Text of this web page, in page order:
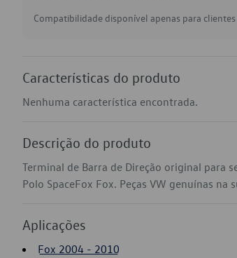
Compatibilidade disponível apenas para
Características do produto
Nenhuma característica encontrada.
Descrição do produto
Terminal de Barra de Direção original para
Polo SpaceFox Fox. Peças VW genuínas
Aplicações
Fox 2004 - 2010